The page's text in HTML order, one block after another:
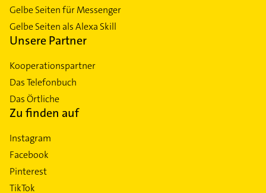
Gelbe Seiten für Messenger
Gelbe Seiten als Alexa Skill
Unsere Partner
Kooperationspartner
Das Telefonbuch
Das Örtliche
Zu finden auf
Instagram
Facebook
Pinterest
TikTok